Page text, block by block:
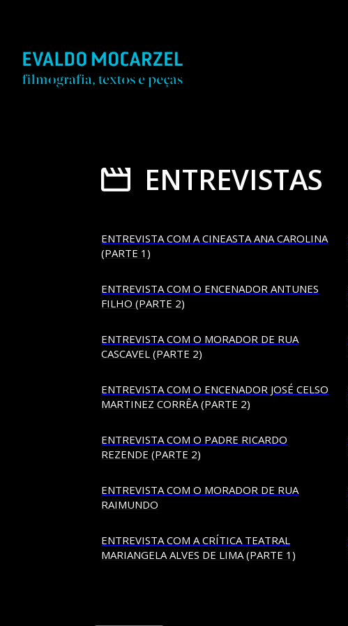
ENTREVISTAS
ENTREVISTA COM A CINEASTA ANA CAROLINA
(PARTE 1)
ENTREVISTA COM O ENCENADOR ANTUNES
FILHO (PARTE 2)
ENTREVISTA COM O MORADOR DE RUA
CASCAVEL (PARTE 2)
ENTREVISTA COM O ENCENADOR JOSÉ CELSO
MARTINEZ CORRÊA (PARTE 2)
ENTREVISTA COM O PADRE RICARDO
REZENDE (PARTE 2)
ENTREVISTA COM O MORADOR DE RUA
RAIMUNDO
ENTREVISTA COM A CRÍTICA TEATRAL
MARIANGELA ALVES DE LIMA (PARTE 1)